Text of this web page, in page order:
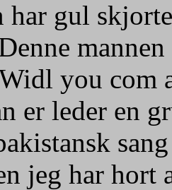
har gul
you com
er leder en
jeg har hort